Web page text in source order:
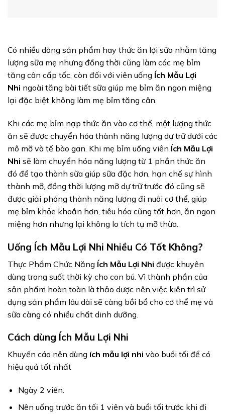
Có nhiều dòng sản phẩm hay thức ăn lợi sữa nhằm tăng
lượng sữa mẹ nhưng đồng thời cũng làm các mẹ bỉm
tăng cân cấp tốc, còn đối với viên uống Ích Mẫu Lợi
Nhi ngoài tăng bài tiết sữa giúp mẹ bỉm ăn ngon miệng
lại đặc biệt không làm mẹ bỉm tăng cân.
Khi các mẹ bỉm nạp thức ăn vào cơ thể, một lượng thức
ăn sẽ được chuyển hóa thành năng lượng dự trữ dưới các
mô mỡ và tế bào gan. Khi mẹ bỉm uống viên Ích Mẫu Lợi
Nhi sẽ làm chuyển hóa năng lượng từ 1 phần thức ăn
đó để tạo thành sữa giúp sữa đặc hơn, hạn chế sự hình
thành mỡ, đồng thời lượng mỡ dự trữ trước đó cũng sẽ
được giải phóng thành năng lượng đi nuôi cơ thể, giúp
mẹ bỉm khỏe khoắn hơn, tiêu hóa cũng tốt hơn, ăn ngon
miệng hơn nhưng lại không lo tích tụ mỡ thừa.
Uống Ích Mẫu Lợi Nhi Nhiều Có Tốt Không?
Thực Phẩm Chức Năng Ích Mẫu Lợi Nhi được khuyên
dùng trong suốt thời kỳ cho con bú. Vì thành phần của
sản phẩm hoàn toàn là thảo dược nên việc kiên trì sử
dụng sản phẩm lâu dài sẽ càng bồi bổ cho cơ thể mẹ và
sữa càng có nhiều chất dinh dưỡng.
Cách dùng Ích Mẫu Lợi Nhi
Khuyến cáo nên dùng ích mẫu lợi nhi vào buổi tối để có
hiệu quả tốt nhất
Ngày 2 viên.
Nên uống trước ăn tối 1 viên và buổi tối trước khi đi